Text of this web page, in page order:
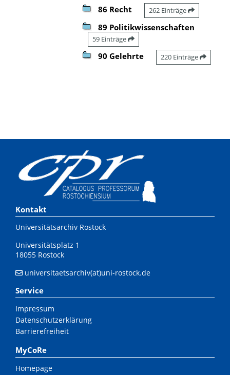
86 Recht 262 Einträge
89 Politikwissenschaften
59 Einträge
90 Gelehrte 220 Einträge
Kontakt
Universitätsarchiv Rostock
Universitätsplatz 1
18055 Rostock
universitaetsarchiv(at)uni-rostock.de
Service
Impressum
Datenschutzerklärung
Barrierefreiheit
MyCoRe
Homepage